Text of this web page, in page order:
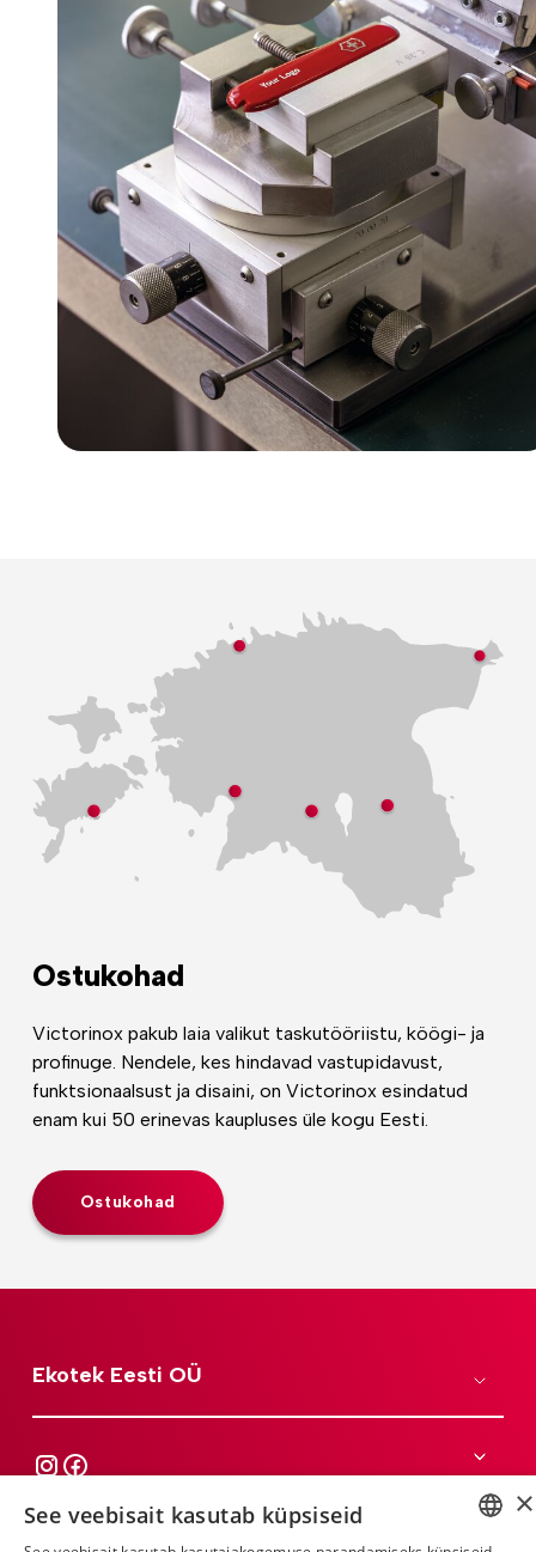
Ostukohad
Victorinox pakub laia valikut taskutööriistu, köögi- ja
profinuge. Nendele, kes hindavad vastupidavust,
funktsionaalsust ja disaini, on Victorinox esindatud
enam kui 50 erinevas kaupluses üle kogu Eesti.
Ostukohad
Ekotek Eesti OÜ
×
See veebisait kasutab küpsiseid